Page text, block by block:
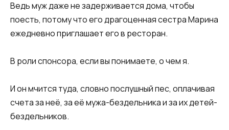
Ведь муж даже не задерживается дома, чтобы
поесть, потому что его драгоценная сестра Марина
ежедневно приглашает его в ресторан.
В роли спонсора, если вы понимаете, о чем я.
И он мчится туда, словно послушный пес, оплачивая
счета за неё, за её мужа-бездельника и за их детей-
бездельников.